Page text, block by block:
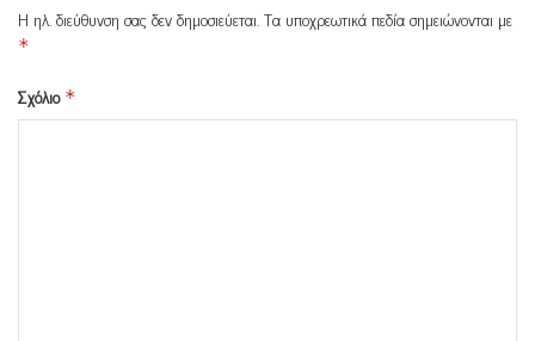
Η ηλ. διεύθυνση σας δεν δημοσιεύεται.Τα υποχρεωτικά πεδία σημειώνονται με
*
Σχόλιο *